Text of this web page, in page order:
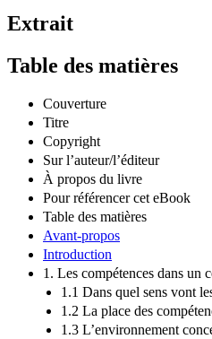
Extrait
Table des matières
Couverture
Titre
Copyright
Sur l’auteur/l’éditeur
À propos du livre
Pour référencer cet eBook
Table des matières
Avant-propos
Introduction
1. Les compétences dans un
1.1 Dans quel sens vont
1.2 La place des
1.3 L’environnement